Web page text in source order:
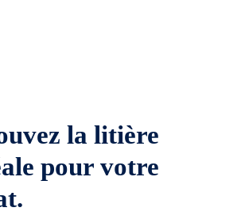
la litière
pour votre